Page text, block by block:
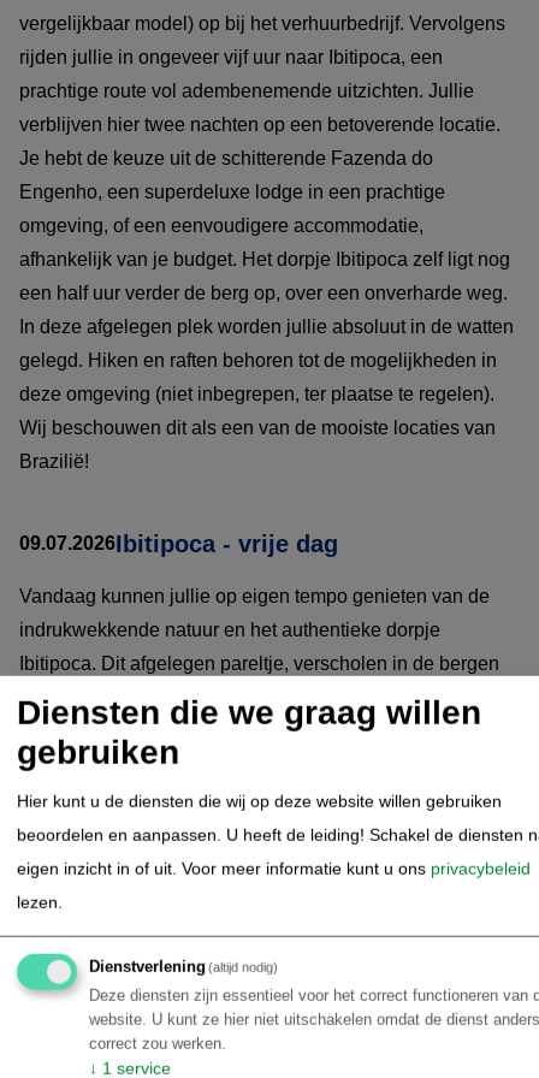
vergelijkbaar model) op bij het verhuurbedrijf. Vervolgens
rijden jullie in ongeveer vijf uur naar Ibitipoca, een
prachtige route vol adembenemende uitzichten. Jullie
verblijven hier twee nachten op een betoverende locatie.
Je hebt de keuze uit de schitterende Fazenda do
Engenho, een superdeluxe lodge in een prachtige
omgeving, of een eenvoudigere accommodatie,
afhankelijk van je budget. Het dorpje Ibitipoca zelf ligt nog
een half uur verder de berg op, over een onverharde weg.
In deze afgelegen plek worden jullie absoluut in de watten
gelegd. Hiken en raften behoren tot de mogelijkheden in
deze omgeving (niet inbegrepen, ter plaatse te regelen).
Wij beschouwen dit als een van de mooiste locaties van
Brazilië!
09.07.2026Ibitipoca - vrije dag
Vandaag kunnen jullie op eigen tempo genieten van de
indrukwekkende natuur en het authentieke dorpje
Ibitipoca. Dit afgelegen pareltje, verscholen in de bergen
van Minas Gerais, biedt een mix van rust, avontuur en
spectaculaire landschappen.
Jullie kunnen ervoor kiezen om te ontspannen bij de
pousada, een wandeling te maken door het charmante
dorp, of een van de vele natuuractiviteiten te ondernemen.
Bezoek aan het Parque Estadual do Ibitipoca
Dit natuurpark is een van de grootste trekpleisters van de
regio en biedt prachtige wandelroutes langs grotten,
Diensten die we graag willen
gebruiken
Hier kunt u de diensten die wij op deze website willen gebruiken
beoordelen en aanpassen. U heeft de leiding! Schakel de diensten
eigen inzicht in of uit. Voor meer informatie kunt u ons privacybeleid
lezen.
Dienstverlening(altijd nodig)
Deze diensten zijn essentieel voor het correct functioneren van
website. U kunt ze hier niet uitschakelen omdat de dienst
correct zou werken.
↓ 1 service